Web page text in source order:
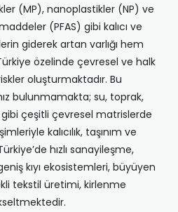
(MP), nanoplastikler (NP) ve
(PFAS) gibi kalıcı ve
giderek artan varlığı hem
özelinde çevresel ve halk
oluşturmaktadır. Bu
bulunmamakta; su, toprak,
çeşitli çevresel matrislerde
kalıcılık, taşınım ve
hızlı sanayileşme,
kıyı ekosistemleri, büyüyen
tekstil üretimi, kirlenme